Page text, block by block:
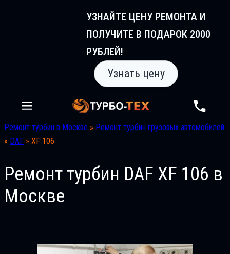
УЗНАЙТЕ ЦЕНУ РЕМОНТА И
ПОЛУЧИТЕ В ПОДАРОК 2000
РУБЛЕЙ!
Узнать цену
Ремонт турбин в Москве » Ремонт турбин грузовых автомобилей
» DAF » XF 106
Ремонт турбин DAF XF 106 в
Москве